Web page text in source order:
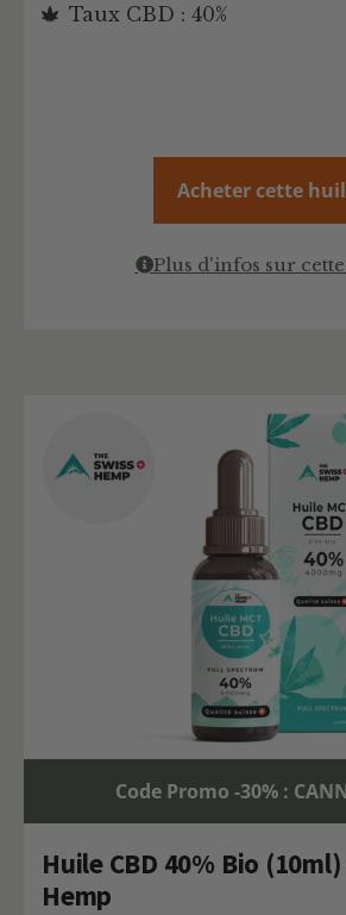
Taux CBD : 40%
Acheter cette
Plus d'infos sur
Code Promo -30% :
Huile CBD 40% Bio
Hemp